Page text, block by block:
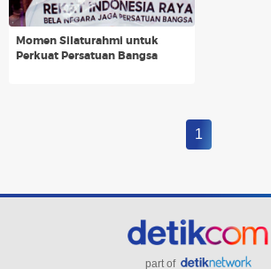
Momen Silaturahmi untuk
Perkuat Persatuan Bangsa
1
part of